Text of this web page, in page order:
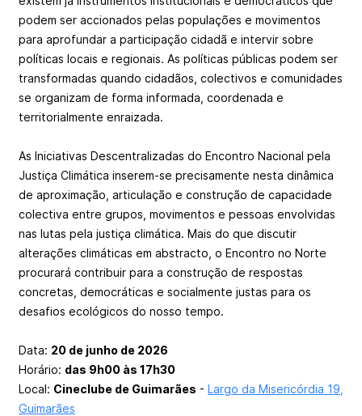
podem ser accionados pelas populações e movimentos
para aprofundar a participação cidadã e intervir sobre
políticas locais e regionais. As políticas públicas podem ser
transformadas quando cidadãos, colectivos e comunidades
se organizam de forma informada, coordenada e
territorialmente enraizada.
As Iniciativas Descentralizadas do Encontro Nacional pela
Justiça Climática inserem-se precisamente nesta dinâmica
de aproximação, articulação e construção de capacidade
colectiva entre grupos, movimentos e pessoas envolvidas
nas lutas pela justiça climática. Mais do que discutir
alterações climáticas em abstracto, o Encontro no Norte
procurará contribuir para a construção de respostas
concretas, democráticas e socialmente justas para os
desafios ecológicos do nosso tempo.
Data: 20 de junho de 2026
Horário: das 9h00 às 17h30
Local: Cineclube de Guimarães - Largo da Misericórdia 19,
Guimarães